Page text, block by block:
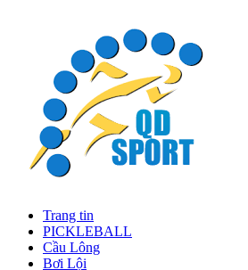
Trang tin
PICKLEBALL
Cầu Lông
Bơi Lội